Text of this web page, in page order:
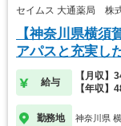
セイムス 大通薬局 株
【神奈川県横須
アパスと充実し
給与
【月収】
【年収】
勤務地 神奈川県